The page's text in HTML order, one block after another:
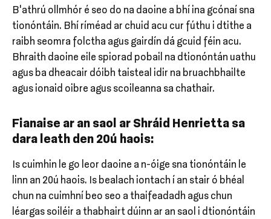
B'athrú ollmhór é seo do na daoine a bhí ina gcónaí sna
tionóntáin. Bhí ríméad ar chuid acu cur fúthu i dtithe a
raibh seomra folctha agus gairdín dá gcuid féin acu.
Bhraith daoine eile spiorad pobail na dtionóntán uathu
agus ba dheacair dóibh taisteal idir na bruachbhailte
agus ionaid oibre agus scoileanna sa chathair.
Fianaise ar an saol ar Shráid Henrietta sa
dara leath den 20ú haois:
Is cuimhin le go leor daoine a n-óige sna tionóntáin le
linn an 20ú haois. Is bealach iontach í an stair ó bhéal
chun na cuimhní beo seo a thaifeadadh agus chun
léargas soiléir a thabhairt dúinn ar an saol i dtionóntáin